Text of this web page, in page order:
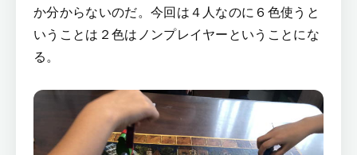
か分からないのだ。今回は４人なのに６色使うと
いうことは２色はノンプレイヤーということにな
る。